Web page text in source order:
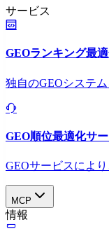
サービス
GEOランキング最
独自のGEOシステ
GEO順位最適化サ
GEOサービスによ
MCP
情報